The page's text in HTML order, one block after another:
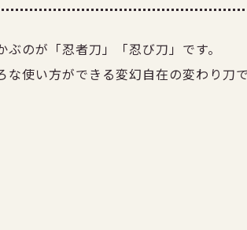
ぶのが 「忍者刀」「忍び刀」です。
な使い方ができる変幻自在の変わり刀